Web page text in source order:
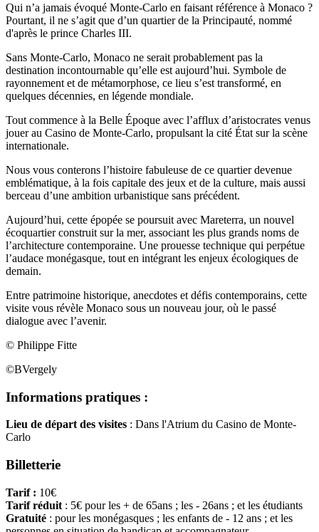
Qui n’a jamais évoqué Monte-Carlo en faisant référence à Monaco ?
Pourtant, il ne s’agit que d’un quartier de la Principauté, nommé
d'après le prince Charles III.
Sans Monte-Carlo, Monaco ne serait probablement pas la
destination incontournable qu’elle est aujourd’hui. Symbole de
rayonnement et de métamorphose, ce lieu s’est transformé, en
quelques décennies, en légende mondiale.
Tout commence à la Belle Époque avec l’afflux d’aristocrates venus
jouer au Casino de Monte-Carlo, propulsant la cité État sur la scène
internationale.
Nous vous conterons l’histoire fabuleuse de ce quartier devenue
emblématique, à la fois capitale des jeux et de la culture, mais aussi
berceau d’une ambition urbanistique sans précédent.
Aujourd’hui, cette épopée se poursuit avec Mareterra, un nouvel
écoquartier construit sur la mer, associant les plus grands noms de
l’architecture contemporaine. Une prouesse technique qui perpétue
l’audace monégasque, tout en intégrant les enjeux écologiques de
demain.
Entre patrimoine historique, anecdotes et défis contemporains, cette
visite vous révèle Monaco sous un nouveau jour, où le passé
dialogue avec l’avenir.
© Philippe Fitte
©BVergely
Informations pratiques :
Lieu de départ des visites : Dans l'Atrium du Casino de Monte-
Carlo
Billetterie
Tarif : 10€
Tarif réduit : 5€ pour les + de 65ans ; les - 26ans ; et les étudiants
Gratuité : pour les monégasques ; les enfants de - 12 ans ; et les